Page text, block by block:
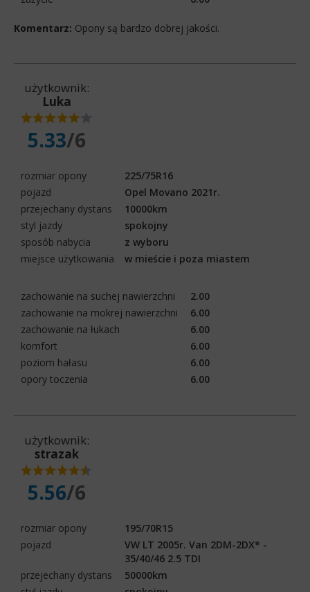
Komentarz: Opony są bardzo dobrej jakości.
użytkownik:
Luka
5.33/6
rozmiar opony
225/75R16
pojazd
Opel Movano 2021r.
przejechany dystans
10000km
styl jazdy
spokojny
sposób nabycia
z wyboru
miejsce użytkowania
w mieście i poza miastem
zachowanie na suchej nawierzchni
2.00
zachowanie na mokrej nawierzchni
6.00
zachowanie na łukach
6.00
komfort
6.00
poziom hałasu
6.00
opory toczenia
6.00
użytkownik:
strazak
5.56/6
rozmiar opony
195/70R15
pojazd
VW LT 2005r. Van 2DM-2DX* -
35/40/46 2.5 TDI
przejechany dystans
50000km